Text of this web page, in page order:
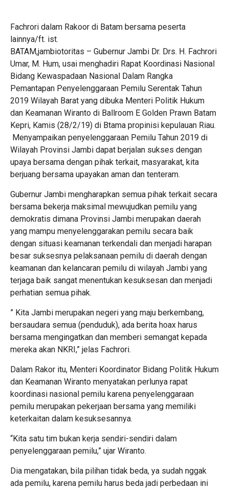
Fachrori dalam Rakoor di Batam bersama peserta
lainnya/ft. ist.
BATAM,jambiotoritas – Gubernur Jambi Dr. Drs. H. Fachrori
Umar, M. Hum, usai menghadiri Rapat Koordinasi Nasional
Bidang Kewaspadaan Nasional Dalam Rangka
Pemantapan Penyelenggaraan Pemilu Serentak Tahun
2019 Wilayah Barat yang dibuka Menteri Politik Hukum
dan Keamanan Wiranto di Ballroom E Golden Prawn Batam
Kepri, Kamis (28/2/19) di Btama propinisi kepulauan Riau.
Menyampaikan penyelenggaraan Pemilu Tahun 2019 di
Wilayah Provinsi Jambi dapat berjalan sukses dengan
upaya bersama dengan pihak terkait, masyarakat, kita
berjuang bersama upayakan aman dan tenteram.
Gubernur Jambi mengharapkan semua pihak terkait secara
bersama bekerja maksimal mewujudkan pemilu yang
demokratis dimana Provinsi Jambi merupakan daerah
yang mampu menyelenggarakan pemilu secara baik
dengan situasi keamanan terkendali dan menjadi harapan
besar suksesnya pelaksanaan pemilu di daerah dengan
keamanan dan kelancaran pemilu di wilayah Jambi yang
terjaga baik sangat menentukan kesuksesan dan menjadi
perhatian semua pihak.
” Kita Jambi merupakan negeri yang maju berkembang,
bersaudara semua (penduduk), ada berita hoax harus
bersama mengingatkan dan memberi semangat kepada
mereka akan NKRI,” jelas Fachrori.
Dalam Rakor itu, Menteri Koordinator Bidang Politik Hukum
dan Keamanan Wiranto menyatakan perlunya rapat
koordinasi nasional pemilu karena penyelenggaraan
pemilu merupakan pekerjaan bersama yang memiliki
keterkaitan dalam kesuksesannya.
“Kita satu tim bukan kerja sendiri-sendiri dalam
penyelenggaraan pemilu,” ujar Wiranto.
Dia mengatakan, bila pilihan tidak beda, ya sudah nggak
ada pemilu, karena pemilu harus beda jadi perbedaan ini